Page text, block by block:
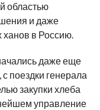
областью
и даже
ханов в Россию.
даже еще
поездки генерала
закупки хлеба
управление